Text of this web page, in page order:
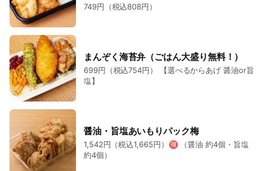
749円（税込808円）
まんぞく海苔弁（ごはん大盛り無料！）
699円（税込754円） 【選べるからあげ 醤油or旨
塩】
醤油・旨塩あいもりパック梅
1,542円（税込1,665円）🉐 （醤油 約4個・旨塩
約4個）